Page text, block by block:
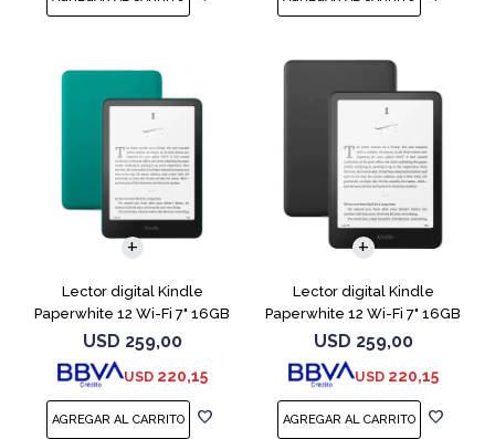
Lector digital Kindle
Paperwhite 12 Wi-Fi 7" 16GB
Verde
USD 259,00
USD 220,15
Lector digital Kindle
Paperwhite 12 Wi-Fi 7" 16GB
Negro
USD 259,00
USD 220,15